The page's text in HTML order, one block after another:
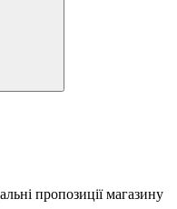
пропозиціїмагазину